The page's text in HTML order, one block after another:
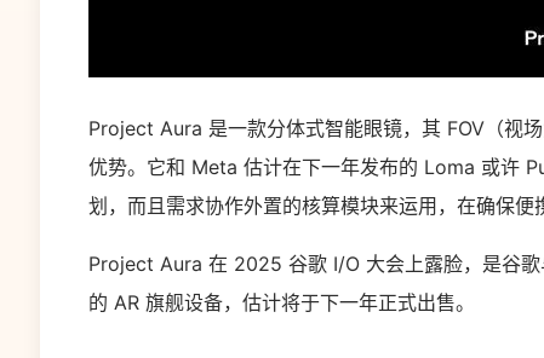
Project Aura 是一款分体式智能眼镜，其 FOV（视
优势。它和 Meta 估计在下一年发布的 Loma 或许
划，而且需求协作外置的核算模块来运用，在确保便
Project Aura 在 2025 谷歌 I/O 大会上露脸，是谷
的 AR 旗舰设备，估计将于下一年正式出售。